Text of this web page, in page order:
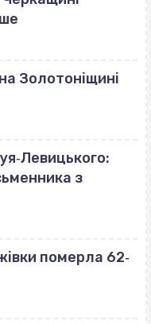
Золотоніщині
з
померла 62‐